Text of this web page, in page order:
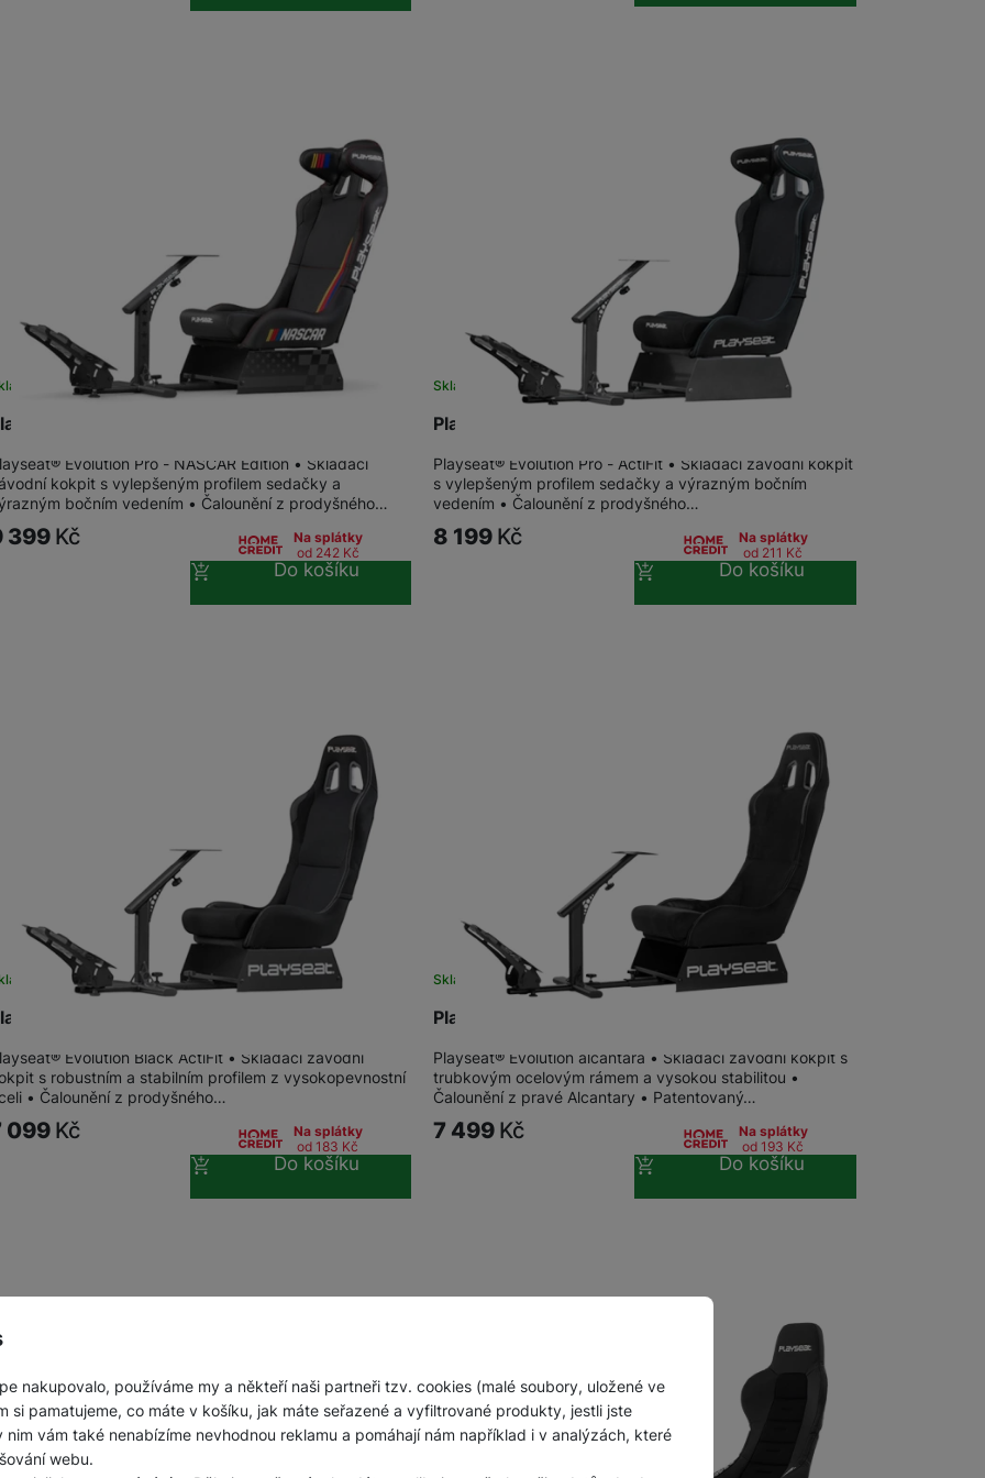
nakupovalo, používáme my a někteří naši partneři tzv. cookies (malé soubory, uložené ve
si pamatujeme, co máte v košíku, jak máte seřazené a vyfiltrované produkty, jestli jste
nim vám také nenabízíme nevhodnou reklamu a pomáhají nám například i v analýzách, které
webu.
Evolution Pro - NASCAR Edition
u dodavatele
Evolution Pro - NASCAR Edition • Skládací
kokpit s vylepšeným profilem sedačky a
bočním vedením • Čalounění z prodyšného…
399 Kč
Na splátky
od 242 Kč
Do košíku
Playseat® Evolution Pro - Actifit
Skladem u dodavatele
Playseat® Evolution Pro - ActiFit • Skládací závodní kokpit
s vylepšeným profilem sedačky a výrazným bočním
vedením • Čalounění z prodyšného…
8 199 Kč
Na splátky
od 211 Kč
Do košíku
Evolution black ActiFit
u dodavatele
Evolution Black ActiFit • Skládací závodní
s robustním a stabilním profilem z vysokopevnostní
• Čalounění z prodyšného…
099 Kč
Na splátky
od 183 Kč
Do košíku
Playseat® Evolution alcantara
Skladem u dodavatele
Playseat® Evolution alcantara • Skládací závodní kokpit s
trubkovým ocelovým rámem a vysokou stabilitou •
Čalounění z pravé Alcantary • Patentovaný…
7 499 Kč
Na splátky
od 193 Kč
Do košíku